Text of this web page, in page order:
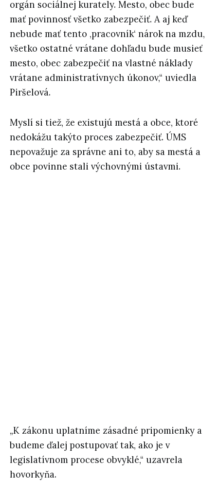
orgán sociálnej kurately. Mesto, obec bude
mať povinnosť všetko zabezpečiť. A aj keď
nebude mať tento ‚pracovník‘ nárok na mzdu,
všetko ostatné vrátane dohľadu bude musieť
mesto, obec zabezpečiť na vlastné náklady
vrátane administratívnych úkonov,“ uviedla
Piršelová.
Myslí si tiež, že existujú mestá a obce, ktoré
nedokážu takýto proces zabezpečiť. ÚMS
nepovažuje za správne ani to, aby sa mestá a
obce povinne stali výchovnými ústavmi.
„K zákonu uplatníme zásadné pripomienky a
budeme ďalej postupovať tak, ako je v
legislatívnom procese obvyklé,“ uzavrela
hovorkyňa.